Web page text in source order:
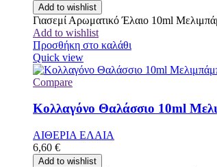
Add to wishlist
Γιασεμί Αρωματικό Έλαιο 10ml
Add to wishlist
Προσθήκη στο καλάθι
Quick view
Compare
Κολλαγόνο Θαλάσσιο 10ml
ΑΙΘΕΡΙΑ ΕΛΑΙΑ
6,60 €
Add to wishlist